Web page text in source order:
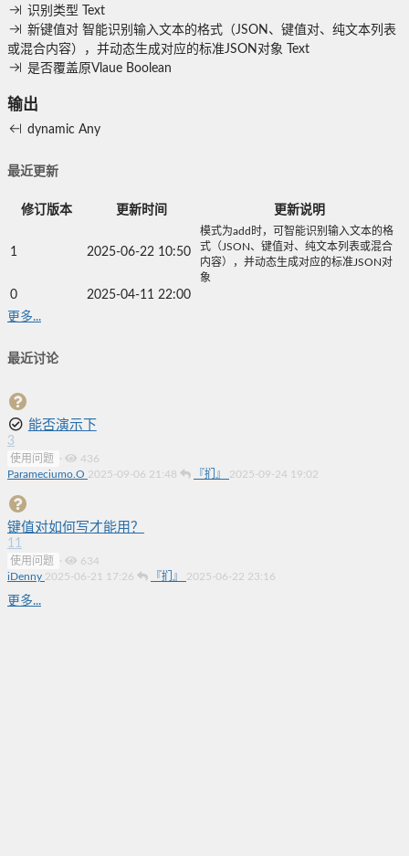
识别类型
Text
新键值对 智能识别输入文本的格式（JSON、键值对、纯文本列表
或混合内容），并动态生成对应的标准JSON对象
Text
是否覆盖原Vlaue Boolean
输出
dynamic Any
最近更新
修订版本 更新时间 更新说明
1 2025-06-22 10:50
模式为add时，可智能识别输入文本的格
式（JSON、键值对、纯文本列表或混合
内容），并动态生成对应的标准JSON对
象
0
2025-04-11 22:00
更多...
最近讨论
能否演示下
3
使用问题 ·
436
Parameciumo.O 2025-09-06 21:48 『扪』 2025-09-24 19:02
键值对如何写才能用？
11
使用问题 ·
634
iDenny 2025-06-21 17:26 『扪』 2025-06-22 23:16
更多...